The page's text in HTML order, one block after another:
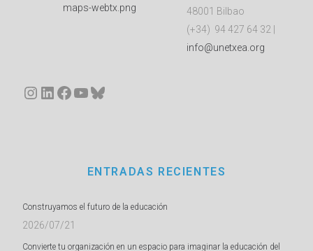
48001 Bilbao
(+34) 94 427 64 32 |
info@unetxea.org
Instagram
LinkedIn
Facebook
YouTube
Bluesky
ENTRADAS RECIENTES
Construyamos el futuro de la educación
2026/07/21
Convierte tu organización en un espacio para imaginar la educación del